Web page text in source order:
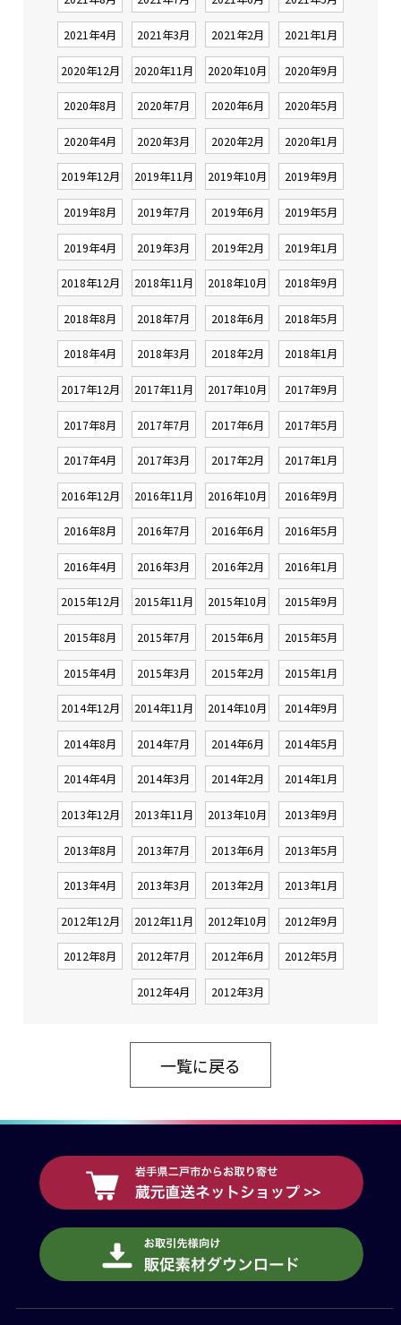
2021年4月 2021年3月 2021年2月 2021年1月
2020年12月 2020年11月 2020年10月 2020年9月
2020年8月 2020年7月 2020年6月 2020年5月
2020年4月 2020年3月 2020年2月 2020年1月
2019年12月 2019年11月 2019年10月 2019年9月
2019年8月 2019年7月 2019年6月 2019年5月
2019年4月 2019年3月 2019年2月 2019年1月
2018年12月 2018年11月 2018年10月 2018年9月
2018年8月 2018年7月 2018年6月 2018年5月
2018年4月 2018年3月 2018年2月 2018年1月
2017年12月 2017年11月 2017年10月 2017年9月
2017年8月 2017年7月 2017年6月 2017年5月
2017年4月 2017年3月 2017年2月 2017年1月
2016年12月 2016年11月 2016年10月 2016年9月
2016年8月 2016年7月 2016年6月 2016年5月
2016年4月 2016年3月 2016年2月 2016年1月
2015年12月 2015年11月 2015年10月 2015年9月
2015年8月 2015年7月 2015年6月 2015年5月
2015年4月 2015年3月 2015年2月 2015年1月
2014年12月 2014年11月 2014年10月 2014年9月
2014年8月 2014年7月 2014年6月 2014年5月
2014年4月 2014年3月 2014年2月 2014年1月
2013年12月 2013年11月 2013年10月 2013年9月
2013年8月 2013年7月 2013年6月 2013年5月
2013年4月 2013年3月 2013年2月 2013年1月
2012年12月 2012年11月 2012年10月 2012年9月
2012年8月 2012年7月 2012年6月 2012年5月
2012年4月 2012年3月
一覧に戻る